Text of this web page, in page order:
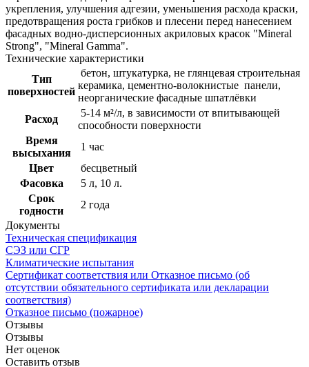
укрепления, улучшения адгезии, уменьшения расхода краски,
предотвращения роста грибков и плесени перед нанесением
фасадных водно-дисперсионных акриловых красок "Mineral
Strong", "Mineral Gamma".
Технические характеристики
Тип
поверхностей
бетон, штукатурка, не глянцевая строительная
керамика, цементно-волокнистые панели,
неорганические фасадные шпатлёвки
Расход
5-14 м²/л, в зависимости от впитывающей
способности поверхности
Время
высыхания
1 час
Цвет
бесцветный
Фасовка
5 л, 10 л.
Срок
годности
2 года
Документы
Техническая спецификация
СЭЗ или СГР
Климатические испытания
Сертификат соответствия или Отказное письмо (об
отсутствии обязательного сертификата или декларации
соответствия)
Отказное письмо (пожарное)
Отзывы
Отзывы
Нет оценок
Оставить отзыв